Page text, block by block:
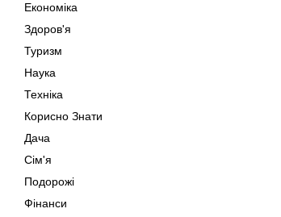
Економіка
Здоров'я
Туризм
Наука
Техніка
Корисно Знати
Дача
Сім'я
Подорожі
Фінанси